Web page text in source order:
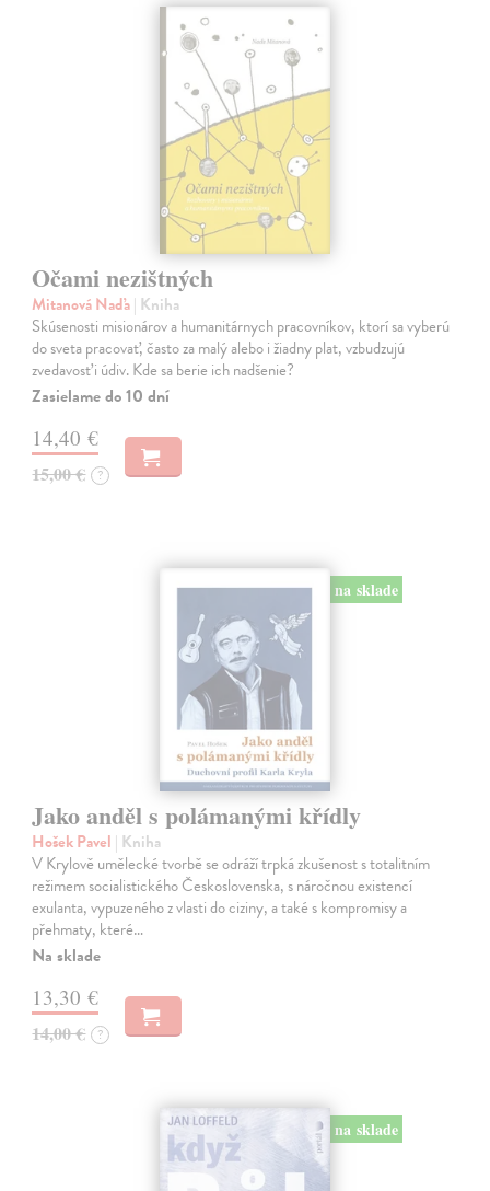
Očami nezištných
Mitanová Naďa| Kniha
Skúsenosti misionárov a humanitárnych pracovníkov, ktorí sa vyberú
do sveta pracovať, často za malý alebo i žiadny plat, vzbudzujú
zvedavosť i údiv. Kde sa berie ich nadšenie?
Zasielame do 10 dní
14,40 €
15,00 € ?
na sklade
Jako anděl s polámanými křídly
Hošek Pavel | Kniha
V Krylově umělecké tvorbě se odráží trpká zkušenost s totalitním
režimem socialistického Československa, s náročnou existencí
exulanta, vypuzeného z vlasti do ciziny, a také s kompromisy a
přehmaty, které…
Na sklade
13,30 €
14,00 € ?
na sklade